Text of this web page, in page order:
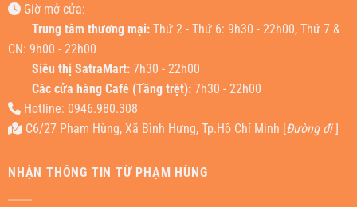
Giờ mở cửa:
Trung tâm thương mại: Thứ 2 - Thứ 6: 9h30 - 22h00, Thứ 7 &
CN: 9h00 - 22h00
Siêu thị SatraMart: 7h30 - 22h00
Các cửa hàng Café (Tầng trệt): 7h30 - 22h00
Hotline: 0946.980.308
C6/27 Phạm Hùng, Xã Bình Hưng, Tp.Hồ Chí Minh [Đường đi]
NHẬN THÔNG TIN TỪ PHẠM HÙNG